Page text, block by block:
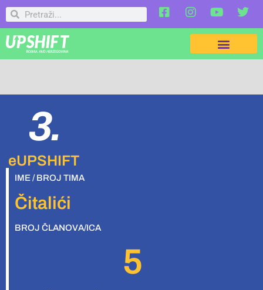
3.
eUPSHIFT
IME / BROJ TIMA
Čitalići
BROJ ČLANOVA/ICA
5